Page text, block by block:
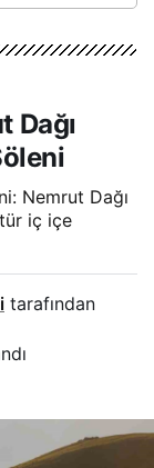
Dağı
Nemrut Dağı
iç içe
tarafından